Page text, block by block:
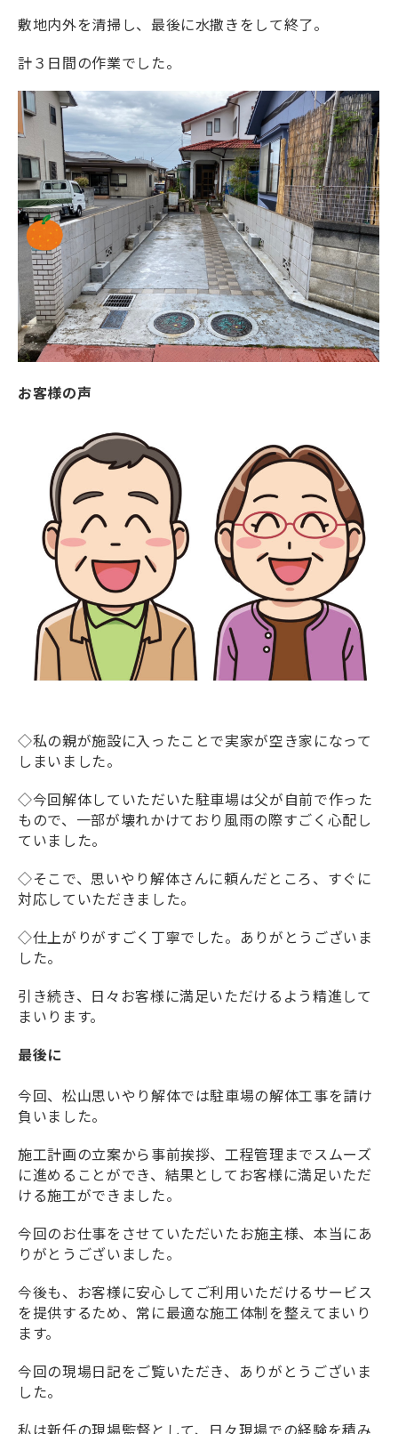
敷地内外を清掃し、最後に水撒きをして終了。
計３日間の作業でした。
お客様の声
◇私の親が施設に入ったことで実家が空き家になって
しまいました。
◇今回解体していただいた駐車場は父が自前で作った
もので、一部が壊れかけており風雨の際すごく心配し
ていました。
◇そこで、思いやり解体さんに頼んだところ、すぐに
対応していただきました。
◇仕上がりがすごく丁寧でした。ありがとうございま
した。
引き続き、日々お客様に満足いただけるよう精進して
まいります。
最後に
今回、松山思いやり解体では駐車場の解体工事を請け
負いました。
施工計画の立案から事前挨拶、工程管理までスムーズ
に進めることができ、結果としてお客様に満足いただ
ける施工ができました。
今回のお仕事をさせていただいたお施主様、本当にあ
りがとうございました。
今後も、お客様に安心してご利用いただけるサービス
を提供するため、常に最適な施工体制を整えてまいり
ます。
今回の現場日記をご覧いただき、ありがとうございま
した。
私は新任の現場監督として、日々現場での経験を積み